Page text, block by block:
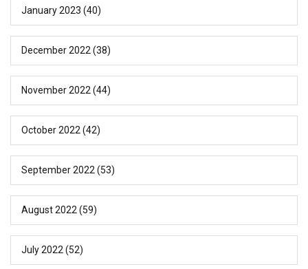
January 2023 (40)
December 2022 (38)
November 2022 (44)
October 2022 (42)
September 2022 (53)
August 2022 (59)
July 2022 (52)